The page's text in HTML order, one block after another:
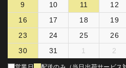
9
10 11 12
16
17 18 19
23
24 25 26
30
31 1 2